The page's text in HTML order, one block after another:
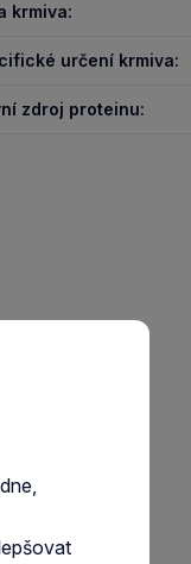
krmiva:
určení krmiva:
zdroj proteinu: